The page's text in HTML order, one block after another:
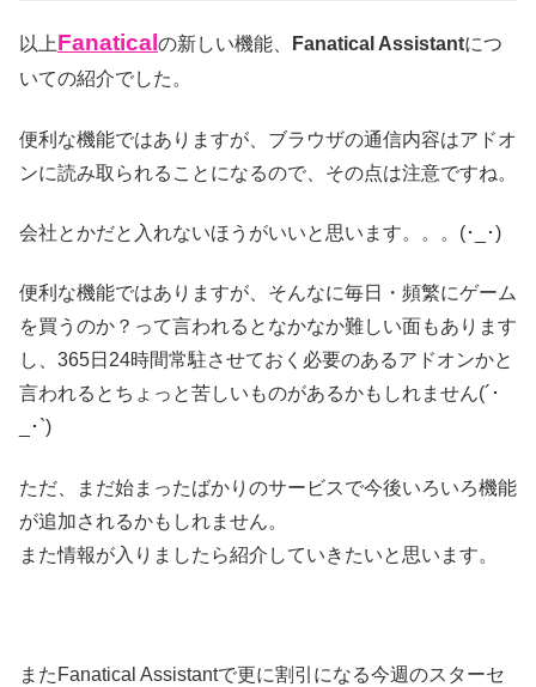
以上Fanatical の新しい機能、 Fanatical Assistantにつ
いての紹介でした。
便利な機能ではありますが、ブラウザの通信内容はアドオ
ンに読み取られることになるので、その点は注意ですね。
会社とかだと入れないほうがいいと思います。。。(･_･)
便利な機能ではありますが、そんなに毎日・頻繁にゲーム
を買うのか？って言われるとなかなか難しい面もあります
し、365日24時間常駐させておく必要のあるアドオンかと
言われるとちょっと苦しいものがあるかもしれません(´･
_･`)
ただ、まだ始まったばかりのサービスで今後いろいろ機能
が追加されるかもしれません。
また情報が入りましたら紹介していきたいと思います。
またFanatical Assistantで更に割引になる今週のスターセ